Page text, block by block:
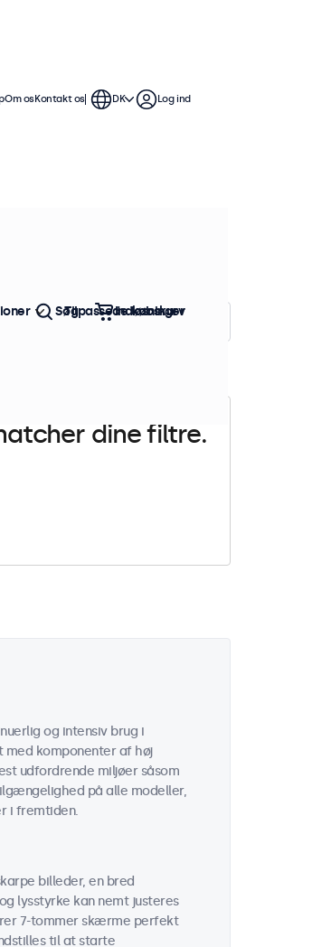
flere
i enhver
Sorter efter: Popularitet
dine filtre.
og intensiv brug i
komponenter af høj
udfordrende miljøer såsom
på alle modeller,
i fremtiden.
billeder, en bred
lysstyrke kan nemt justeres
7-tommer skærme perfekt
til at starte
Om osKontakt os DK Log ind
Tilpassede løsninger
Søg Indkøbskurv